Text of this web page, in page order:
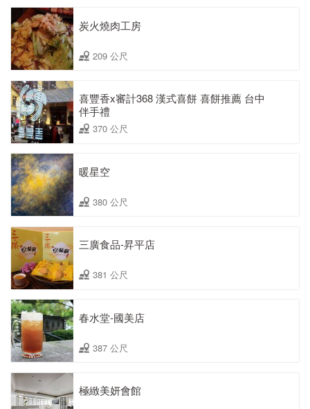
炭火燒肉工房
209 公尺
喜豐香x審計368 漢式喜餅 喜餅推薦 台中
伴手禮
370 公尺
暖星空
380 公尺
三廣食品-昇平店
381 公尺
春水堂-國美店
387 公尺
極緻美妍會館